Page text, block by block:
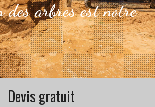
des arbres est notre
Devis gratuit